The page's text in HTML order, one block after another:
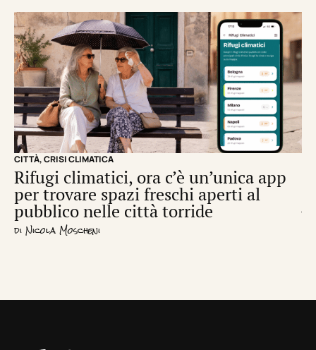
CITTÀ,CRISI CLIMATICA
Rifugi climatici, ora c’è un’unica app
per trovare spazi freschi aperti al
pubblico nelle città torride
di Nicola Moscheni